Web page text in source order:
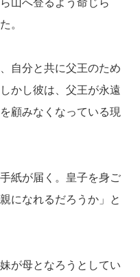
山へ登るよう命じら
。
自分と共に父王のため
かし彼は、父王が永遠
顧みなくなっている現
紙が届く。皇子を身ご
になれるだろうか」と
が母となろうとしてい